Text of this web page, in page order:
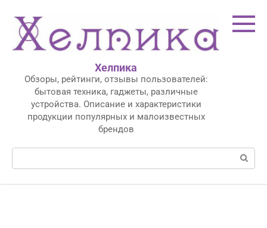
контенту
Хелпика
Обзоры, рейтинги, отзывы пользователей:
бытовая техника, гаджеты, различные
устройства. Описание и характеристики
продукции популярных и малоизвестных
брендов
Поиск: